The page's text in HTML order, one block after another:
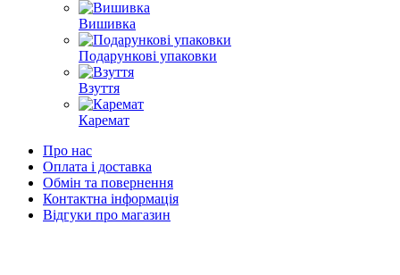
Вишивка
Подарункові упаковки
Взуття
Каремат
Про нас
Оплата і доставка
Обмін та повернення
Контактна інформація
Відгуки про магазин